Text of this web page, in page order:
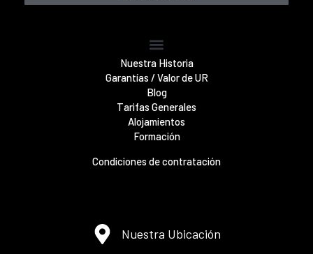
Nuestra Historia
Garantías / Valor de UR
Blog
Tarifas Generales
Alojamientos
Formación
Condiciones de contratación
Nuestra Ubicación